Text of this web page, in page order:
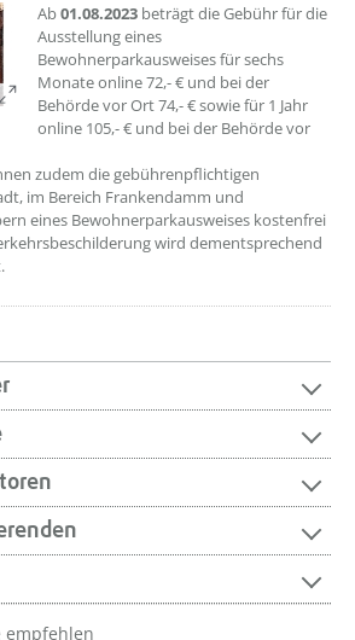
??? absaetzeOben[1]/titel ???
Ab01.08.2023 beträgt die Gebühr für die
Ausstellung eines
Bewohnerparkausweises für sechs
Monate online 72,- € und bei der
Behörde vor Ort 74,- € sowie für 1 Jahr
online 105,- € und bei der Behörde vor
zudem die gebührenpflichtigen
im Bereich Frankendamm und
eines Bewohnerparkausweises kostenfrei
wird dementsprechend
empfehlen